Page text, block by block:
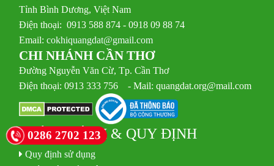
Tỉnh Bình Dương, Việt Nam
Điện thoại: 0913 588 874 - 0918 09 88 74
Email:cokhiquangdat@gmail.com
CHI NHÁNH CẦN THƠ
Đường Nguyễn Văn Cừ, Tp. Cần Thơ
Điện thoại: 0913 333 756 - Mail: quangdat.org@mail.com
CHÍNH SÁCH & QUY ĐỊNH
Quy định sử dụng
0286 2702 123